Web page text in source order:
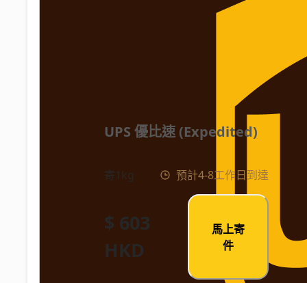
UPS 優比速 (Expedited)
寄1kg 預計4-8工作日到達
$ 603
HKD
馬上寄
件